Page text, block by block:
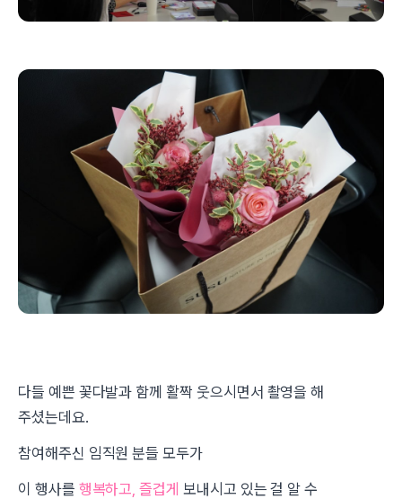
다들 예쁜 꽃다발과 함께 활짝 웃으시면서 촬영을 해
주셨는데요.
참여해주신 임직원 분들 모두가
이 행사를 행복하고, 즐겁게 보내시고 있는 걸 알 수